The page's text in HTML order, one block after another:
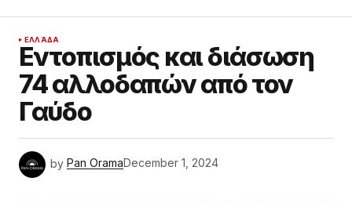
ΕΛΛΆΔΑ
Εντοπισμός και διάσωση
74 αλλοδαπών από τον
Γαύδο
by Pan OramaDecember 1, 2024